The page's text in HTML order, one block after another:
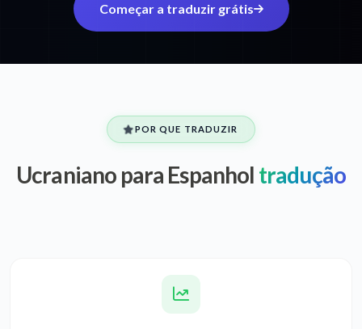
Começar a traduzir grátis
POR QUE TRADUZIR
Ucraniano para Espanhol tradução